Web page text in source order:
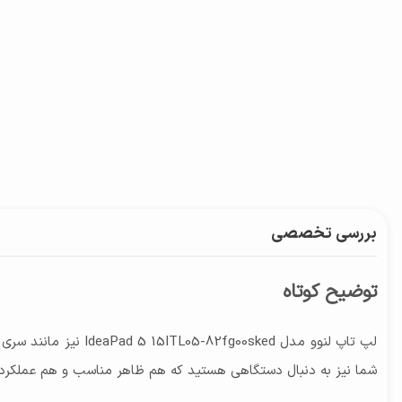
بررسی تخصصی
توضیح کوتاه
شما نیز به دنبال دستگاهی هستید که هم ظاهر مناسب و هم عملکرد